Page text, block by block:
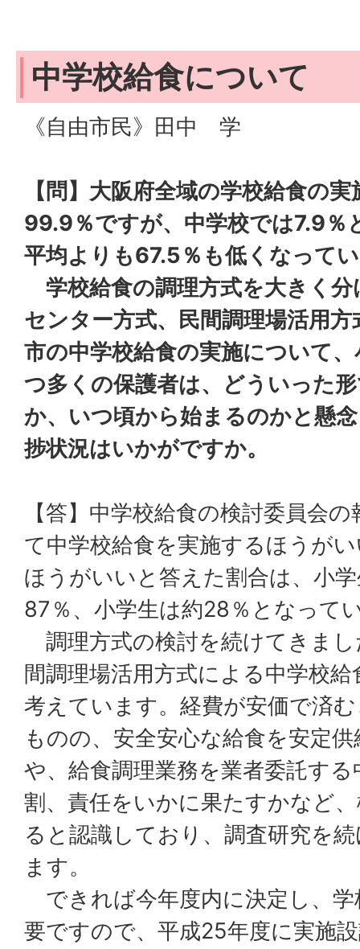
中学校給食について
《自由市民》田中 学
【問】大阪府全域の学校給食の
99.9％ですが、中学校では7.9％
平均よりも67.5％も低くなって
学校給食の調理方式を大きく分
センター方式、民間調理場活用
市の中学校給食の実施について
つ多くの保護者は、どういった
か、いつ頃から始まるのかと懸
捗状況はいかがですか。
【答】中学校給食の検討委員会
て中学校給食を実施するほうが
ほうがいいと答えた割合は、小
87％、小学生は約28％となって
調理方式の検討を続けてきま
間調理場活用方式による中学校
考えています。経費が安価で済
ものの、安全安心な給食を安定
や、給食調理業務を業者委託す
割、責任をいかに果たすかなど
ると認識しており、調査研究を
ます。
できれば今年度内に決定し、学
要ですので、平成25年度に実施